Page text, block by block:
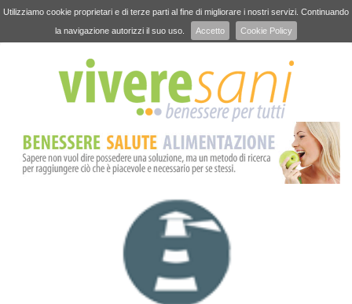
Utilizziamo cookie proprietari e di terze parti al fine di migliorare i nostri servizi. Continuando
la navigazione autorizzi il suo uso.
Accetto Cookie Policy